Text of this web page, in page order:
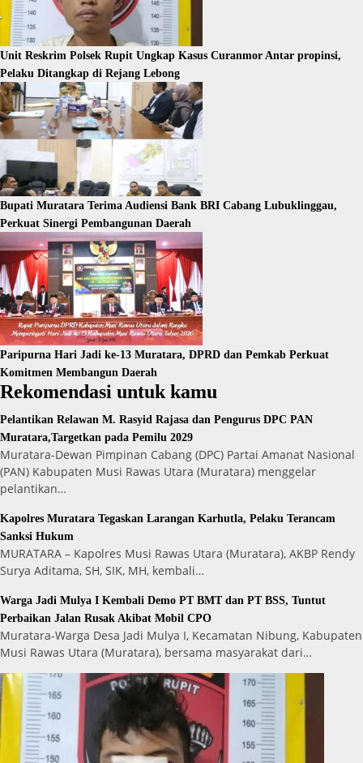
Unit Reskrim Polsek Rupit Ungkap Kasus Curanmor Antar propinsi,
Pelaku Ditangkap di Rejang Lebong
Bupati Muratara Terima Audiensi Bank BRI Cabang Lubuklinggau,
Perkuat Sinergi Pembangunan Daerah
Paripurna Hari Jadi ke-13 Muratara, DPRD dan Pemkab Perkuat
Komitmen Membangun Daerah
Rekomendasi untuk kamu
Pelantikan Relawan M. Rasyid Rajasa dan Pengurus DPC PAN
Muratara,Targetkan pada Pemilu 2029
Muratara-Dewan Pimpinan Cabang (DPC) Partai Amanat Nasional
(PAN) Kabupaten Musi Rawas Utara (Muratara) menggelar
pelantikan…
Kapolres Muratara Tegaskan Larangan Karhutla, Pelaku Terancam
Sanksi Hukum
MURATARA – Kapolres Musi Rawas Utara (Muratara), AKBP Rendy
Surya Aditama, SH, SIK, MH, kembali…
Warga Jadi Mulya I Kembali Demo PT BMT dan PT BSS, Tuntut
Perbaikan Jalan Rusak Akibat Mobil CPO
Muratara-Warga Desa Jadi Mulya I, Kecamatan Nibung, Kabupaten
Musi Rawas Utara (Muratara), bersama masyarakat dari…